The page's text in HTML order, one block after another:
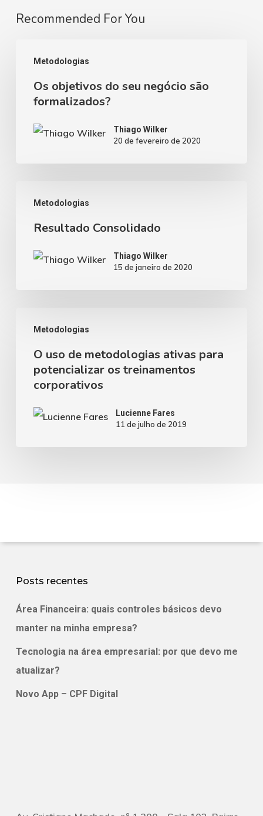
Recommended For You
Metodologias
objetivos
negócio
formalizados?
Os objetivos do seu negócio são
formalizados?
Thiago Wilker
20 de fevereiro de 2020
Metodologias
Consolidado
Resultado Consolidado
Thiago Wilker
15 de janeiro de 2020
Metodologias
metodologias
ativas
para
O uso de metodologias ativas para
potencializar os treinamentos
corporativos
Lucienne Fares
11 de julho de 2019
Posts recentes
Área Financeira: quais controles básicos devo
manter na minha empresa?
Tecnologia na área empresarial: por que devo me
atualizar?
Novo App – CPF Digital